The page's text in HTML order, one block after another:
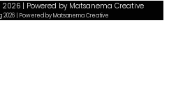
| Powered by Matsanema Creative
2026 | Powered by Matsanema Creative